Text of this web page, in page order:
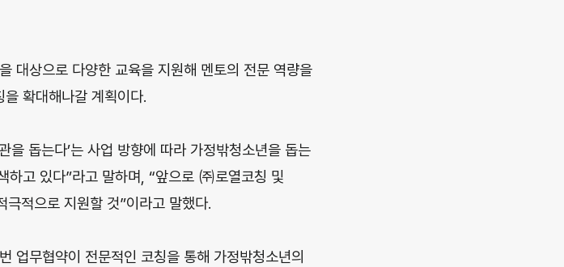
대상으로 다양한 교육을 지원해 멘토의 전문 역량을
확대해나갈 계획이다.
을 돕는다’는 사업 방향에 따라 가정밖청소년을 돕는
하고 있다”라고 말하며, “앞으로 ㈜로열코칭 및
극적으로 지원할 것”이라고 말했다.
업무협약이 전문적인 코칭을 통해 가정밖청소년의